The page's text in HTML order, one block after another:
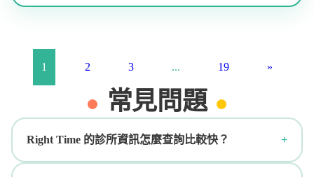
1 2 3 ... 19 »
常見問題
Right Time 的診所資訊怎麼查詢比較快？